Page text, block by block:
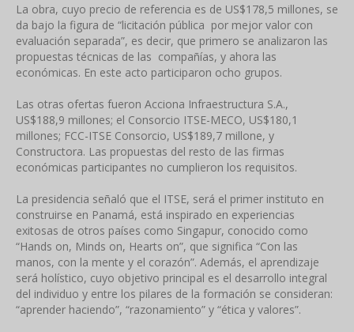
La obra, cuyo precio de referencia es de US$178,5 millones, se
da bajo la figura de “licitación pública por mejor valor con
evaluación separada”, es decir, que primero se analizaron las
propuestas técnicas de las compañías, y ahora las
económicas. En este acto participaron ocho grupos.
Las otras ofertas fueron Acciona Infraestructura S.A.,
US$188,9 millones; el Consorcio ITSE-MECO, US$180,1
millones; FCC-ITSE Consorcio, US$189,7 millone, y
Constructora. Las propuestas del resto de las firmas
económicas participantes no cumplieron los requisitos.
La presidencia señaló que el ITSE, será el primer instituto en
construirse en Panamá, está inspirado en experiencias
exitosas de otros países como Singapur, conocido como
“Hands on, Minds on, Hearts on”, que significa “Con las
manos, con la mente y el corazón”. Además, el aprendizaje
será holístico, cuyo objetivo principal es el desarrollo integral
del individuo y entre los pilares de la formación se consideran:
“aprender haciendo”, “razonamiento” y “ética y valores”.